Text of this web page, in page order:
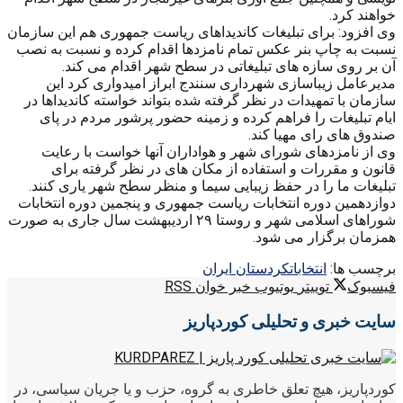
خواهند کرد.
وی افزود: برای تبلیغات کاندیداهای ریاست جمهوری هم این سازمان
نسبت به چاپ بنر عکس تمام نامزدها اقدام کرده و نسبت به نصب
آن بر روی سازه های تبلیغاتی در سطح شهر اقدام می کند.
مدیرعامل زیباسازی شهرداری سنندج ابراز امیدواری کرد این
سازمان با تمهیدات در نظر گرفته شده بتواند خواسته کاندیداها در
ایام تبلیغات را فراهم کرده و زمینه حضور پرشور مردم در پای
صندوق های رای مهیا کند.
وی از نامزدهای شورای شهر و هواداران آنها خواست با رعایت
قانون و مقررات و استفاده از مکان های در نظر گرفته برای
تبلیغات ما را در حفظ زیبایی سیما و منظر سطح شهر یاری کنند.
دوازدهمین دوره انتخابات ریاست جمهوری و پنجمین دوره انتخابات
شوراهای اسلامی شهر و روستا ۲۹ اردیبهشت سال جاری به صورت
همزمان برگزار می شود.
برچسب ها: انتخاباتکردستان ایران
فیسبوک
توییتر یوتیوب خبر خوان RSS
سایت خبری و تحلیلی کوردپاریز
کوردپاریز، هیچ تعلق خاطری به گروه، حزب و یا جریان سیاسی، در